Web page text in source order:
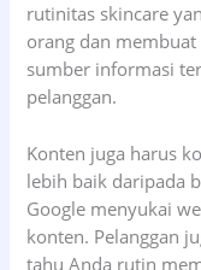
rutinitas skincare
orang dan membuat
sumber informasi
pelanggan.
Konten juga harus
lebih baik daripada
Google menyukai
konten. Pelanggan
tahu Anda rutin